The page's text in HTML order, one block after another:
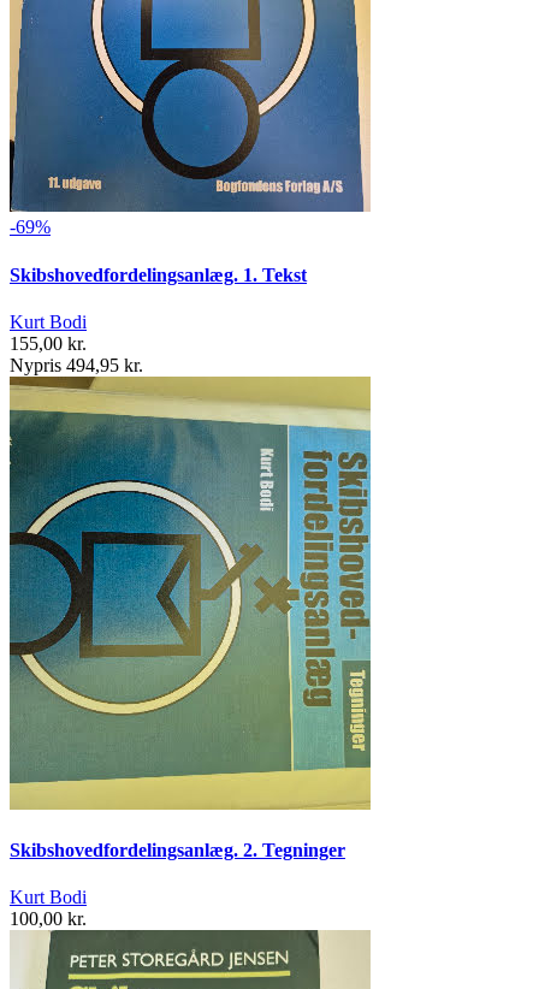
-69%
Skibshovedfordelingsanlæg. 1. Tekst
Kurt Bodi
155,00 kr.
Nypris 494,95 kr.
Skibshovedfordelingsanlæg. 2. Tegninger
Kurt Bodi
100,00 kr.